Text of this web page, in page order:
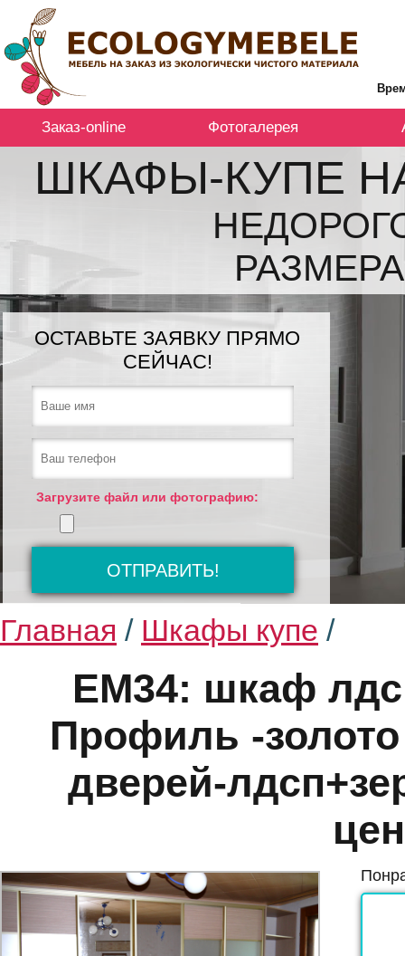
Заказ-online Фотогалерея
ШКАФЫ-КУПЕ
ОСТАВЬТЕ ЗАЯВКУ ПРЯМО
СЕЙЧАС!
Загрузите файл или фотографию:
Главная / Шкафы купе /
EM34: шкаф
Профиль -
дверей-